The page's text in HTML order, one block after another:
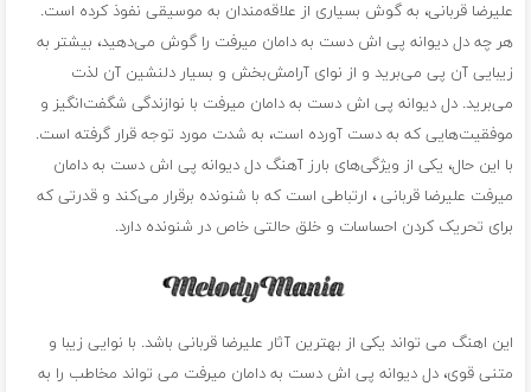
علیرضا قربانی، به گوش بسیاری از علاقه‌مندان به موسیقی نفوذ کرده است.
هر چه دل دیوانه پی اش دست به دامان میرفت را گوش می‌دهید، بیشتر به
زیبایی آن پی می‌برید و از نوای آرامش‌بخش و بسیار دلنشین آن لذت
می‌برید. دل دیوانه پی اش دست به دامان میرفت با نوازندگی شگفت‌انگیز و
موفقیت‌هایی که به دست آورده است، به شدت مورد توجه قرار گرفته است.
با این حال، یکی از ویژگی‌های بارز آهنگ دل دیوانه پی اش دست به دامان
میرفت علیرضا قربانی ، ارتباطی است که با شنونده برقرار می‌کند و قدرتی که
برای تحریک کردن احساسات و خلق حالتی خاص در شنونده دارد.
این اهنگ می تواند یکی از بهترین آثار علیرضا قربانی باشد. با نوایی زیبا و
متنی قوی، دل دیوانه پی اش دست به دامان میرفت می تواند مخاطب را به